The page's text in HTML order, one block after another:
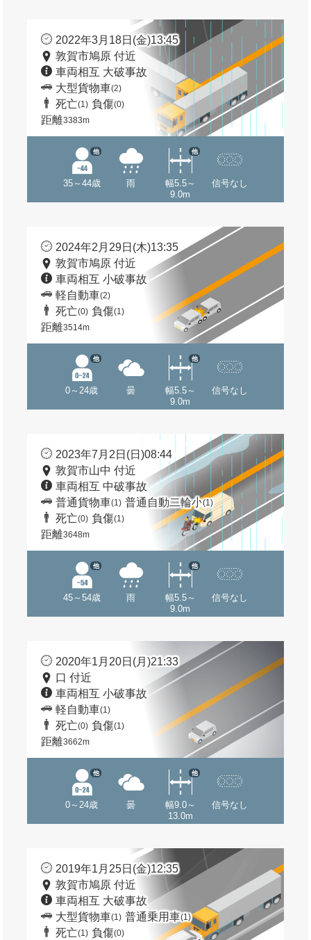
2022年3月18日(金)13:45
敦賀市鳩原 付近
車両相互 大破事故
大型貨物車(2)
死亡(1) 負傷(0)
距離3383m
35～44歳
他
雨
幅5.5～
9.0m
他
信号なし
2024年2月29日(木)13:35
敦賀市鳩原 付近
車両相互 小破事故
軽自動車(2)
死亡(0) 負傷(1)
距離3514m
0～24歳
他
曇
幅5.5～
9.0m
他
信号なし
2023年7月2日(日)08:44
敦賀市山中 付近
車両相互 中破事故
普通貨物車(1) 普通自動二輪小(1)
死亡(0) 負傷(1)
距離3648m
45～54歳
他
雨
幅5.5～
9.0m
他
信号なし
2020年1月20日(月)21:33
口 付近
車両相互 小破事故
軽自動車(1)
死亡(0) 負傷(1)
距離3662m
0～24歳
他
曇
幅9.0～
13.0m
他
信号なし
2019年1月25日(金)12:35
敦賀市鳩原 付近
車両相互 大破事故
大型貨物車(1) 普通乗用車(1)
死亡(1) 負傷(0)